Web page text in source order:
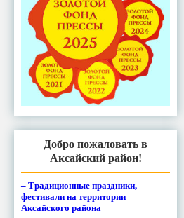
Добро пожаловать в
Аксайский район!
– Традиционные праздники,
фестивали на территории
Аксайского района